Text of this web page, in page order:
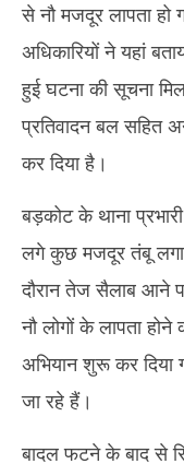
उत्तराखंड: उत्तरकाशी में
June
29,
से नौ मजदूर लापता हो
अधिकारियों ने यहां
हुई घटना की सूचना
प्रतिवादन बल सहित
कर दिया है।
बड़कोट के थाना
लगे कुछ मजदूर तंबू
दौरान तेज सैलाब आने
नौ लोगों के लापता
अभियान शुरू कर दिया
जा रहे हैं।
बादल फटने के बाद से